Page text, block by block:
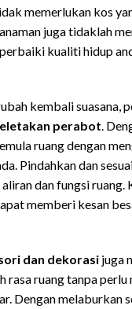
memerlukan kos
juga tidaklah
kualiti hidup
kembali suasana,
perabot .
ruang dengan
Pindahkan dan
dan fungsi ruang.
memberi kesan
dan dekorasi juga
rasa ruang tanpa perlu
Dengan melaburkan